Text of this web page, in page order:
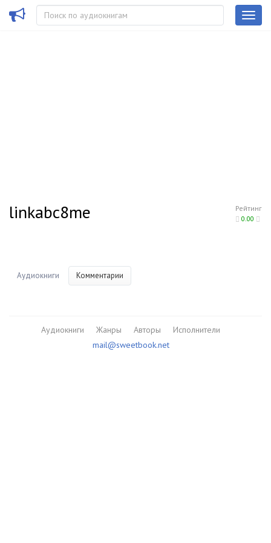
Рейтинг
0.00
linkabc8me
Аудиокниги Комментарии
Аудиокниги Жанры Авторы
Исполнители
mail@sweetbook.net